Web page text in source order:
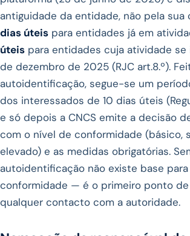
antiguidade da entidade, não pela sua
dias úteis para entidades já em
úteis para entidades cuja atividade
de dezembro de 2025 (RJC art.8.º).
autoidentificação, segue-se um
dos interessados de 10 dias úteis
e só depois a CNCS emite a decisão
com o nível de conformidade (básico,
elevado) e as medidas obrigatórias.
autoidentificação não existe base
conformidade — é o primeiro ponto
qualquer contacto com a autoridade.